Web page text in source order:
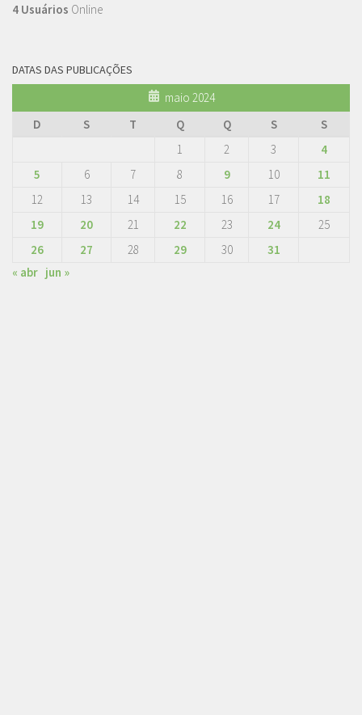
4 Usuários Online
DATAS DAS PUBLICAÇÕES
maio 2024
D
S T Q Q S
S
1
2 3
4
5
6 7 8 9 10
11
12
13 14 15 16 17
18
19
20 21 22 23 24
25
26
27 28 29 30
31
« abr jun »